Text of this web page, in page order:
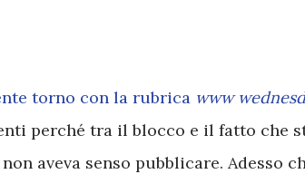
torno con la rubrica www
perché tra il blocco e il fatto che
aveva senso pubblicare. Adesso